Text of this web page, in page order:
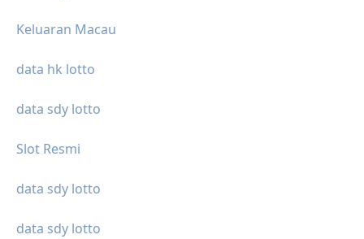
Keluaran Macau
data hk lotto
data sdy lotto
Slot Resmi
data sdy lotto
data sdy lotto